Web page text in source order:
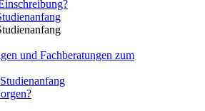
und Fachberatungen zum